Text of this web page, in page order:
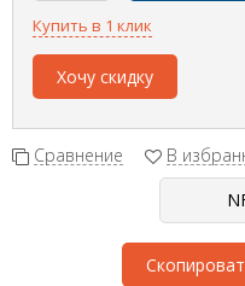
Купить в 1 клик
Хочу скидку
Сравнение В